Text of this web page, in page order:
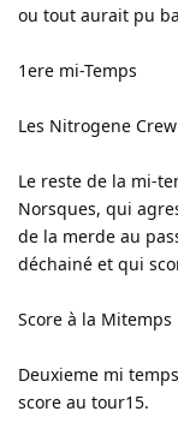
ou tout aurait pu
1ere mi-Temps
Les Nitrogene
Le reste de la mi-
Norsques, qui
de la merde au
déchainé et qui
Score à la Mitemps
Deuxieme mi
score au tour15.